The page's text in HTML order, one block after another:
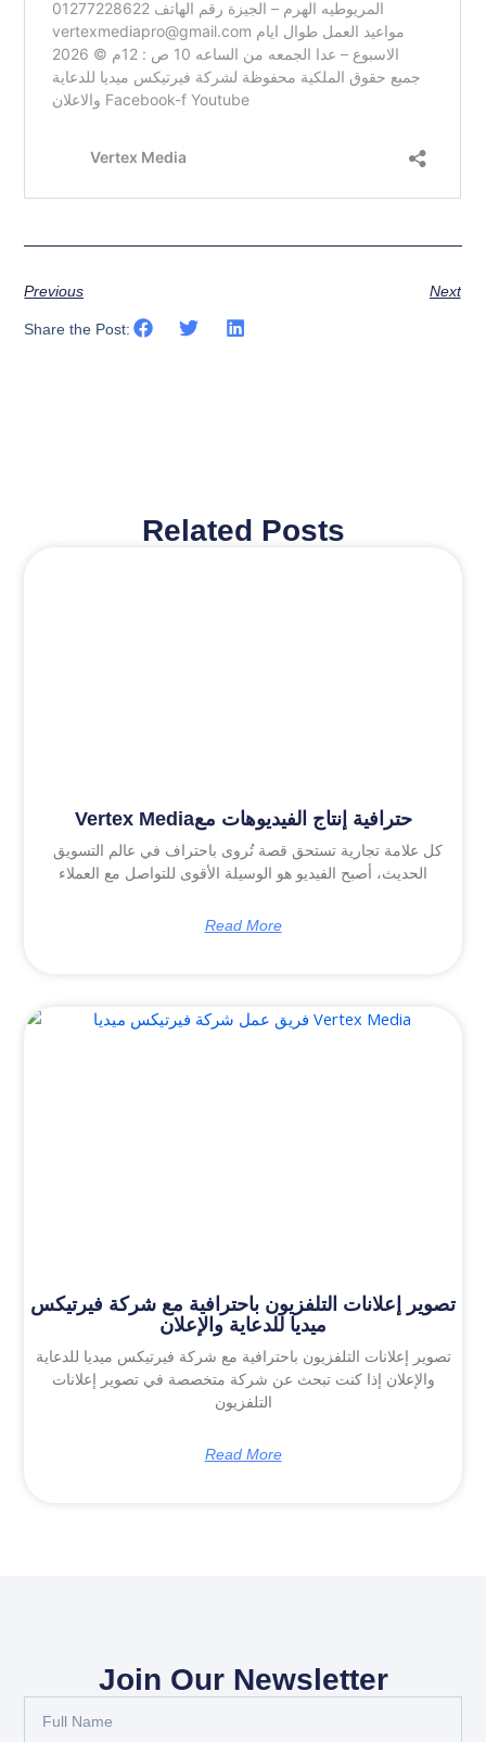
Previous Next
Share the Post:
Related Posts
Vertex Mediaحترافية إنتاج الفيديوهات مع
الحديث، أصبح الفيديو هو الوسيلة الأقوى للتواصل مع العملاء
Read More
تصوير إعلانات التلفزيون باحترافية مع شركة فيرتيكس
ميديا للدعاية والإعلان
تصوير إعلانات التلفزيون باحترافية مع شركة فيرتيكس ميديا للدعاية
والإعلان إذا كنت تبحث عن شركة متخصصة في تصوير إعلانات
التلفزيون
Read More
Join Our Newsletter
Name